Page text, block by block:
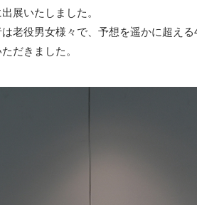
展いたしました。
老役男女様々で、予想を遥かに超え
だきました。